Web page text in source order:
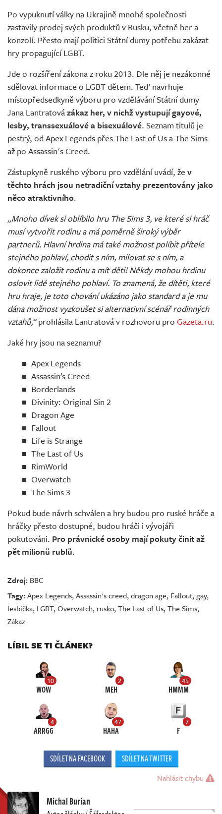
Živě
Po vypuknutí války na Ukrajině mnohé společnosti
zastavily prodej svých produktů v Rusku, včetně her a
konzolí. Přesto mají politici Státní dumy potřebu zakázat
hry propagující LGBT.
Jde o rozšíření zákona z roku 2013. Dle něj je nezákonné
sdělovat informace o LGBT dětem. Teď navrhuje
místopředsedkyně výboru pro vzdělávání Státní dumy
Jana Lantratovázákaz her, v nichž vystupují gayové,
lesby, transsexuálové a bisexuálové. Seznam titulů je
pestrý, od Apex Legends přes The Last of Us a The Sims
až po Assassin's Creed.
Zástupkyně ruského výboru pro vzdělání uvádí, že v
těchto hrách jsou netradiční vztahy prezentovány jako
něco atraktivního.
„Mnoho dívek si oblíbilo hru The Sims 3, ve které si hráč
musí vytvořit rodinu a má poměrně široký výběr
partnerů. Hlavní hrdina má také možnost políbit přítele
stejného pohlaví, chodit s ním, milovat se s ním, a
dokonce založit rodinu a mít děti! Někdy mohou hrdinu
oslovit lidé stejného pohlaví. To znamená, že dítěti, které
hru hraje, je toto chování ukázáno jako standard a je mu
dána možnost vyzkoušet si alternativní scénář rodinných
vztahů,“prohlásila Lantratová v rozhovoru pro Gazeta.ru.
Jaké hry jsou na seznamu?
Apex Legends
Assassin’s Creed
Borderlands
Divinity: Original Sin 2
Dragon Age
Fallout
Life is Strange
The Last of Us
RimWorld
Overwatch
The Sims 3
Pokud bude návrh schválen a hry budou pro ruské hráče a
hráčky přesto dostupné, budou hráči i vývojáři
pokutováni. Pro právnické osoby mají pokuty činit až
pět milionů rublů.
Zdroj: BBC
Tagy:Apex Legends,Assassin's creed,dragon age, Fallout,gay,
lesbička, LGBT,Overwatch, rusko,The Last of Us,The Sims,
Zákaz
LÍBIL SE TI ČLÁNEK?
10
WOW
2
MEH
45
HMMM
4
ARRGG
47
HAHA
7
F
SDÍLET NA FACEBOOK SDÍLET NA TWITTER
Nahlásit chybu
Michal Burian